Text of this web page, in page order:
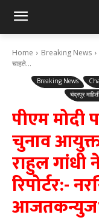
Home Breaking News
चाहते...
Breaking News
चंद्रपुर
पीएम मोदी
चुनाव
राहुल
रिपोर्टर:-